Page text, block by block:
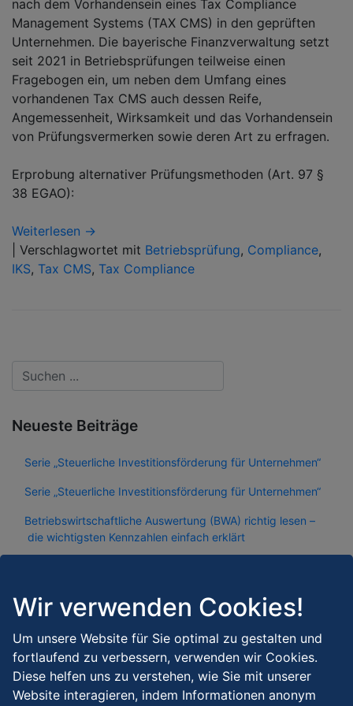
nach dem Vorhandensein eines Tax Compliance
Management Systems (TAX CMS) in den geprüften
Unternehmen. Die bayerische Finanzverwaltung setzt
seit 2021 in Betriebsprüfungen teilweise einen
Fragebogen ein, um neben dem Umfang eines
vorhandenen Tax CMS auch dessen Reife,
Angemessenheit, Wirksamkeit und das Vorhandensein
von Prüfungsvermerken sowie deren Art zu erfragen.
Erprobung alternativer Prüfungsmethoden (Art. 97 §
38 EGAO):
Weiterlesen →
Verschlagwortet mit Betriebsprüfung, Compliance,
IKS, Tax CMS, Tax Compliance
Neueste Beiträge
Serie „Steuerliche Investitionsförderung für Unternehmen“
Serie „Steuerliche Investitionsförderung für Unternehmen“
Betriebswirtschaftliche Auswertung (BWA) richtig lesen –
die wichtigsten Kennzahlen einfach erklärt
Investitionsbooster 2026: Jetzt investieren und Steuern
Archiv
Wir verwenden Cookies!
Um unsere Website für Sie optimal zu gestalten und
fortlaufend zu verbessern, verwenden wir Cookies.
Diese helfen uns zu verstehen, wie Sie mit unserer
Website interagieren, indem Informationen anonym